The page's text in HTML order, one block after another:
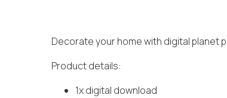
Decorate your home with digital planet
Product details:
1x digital download